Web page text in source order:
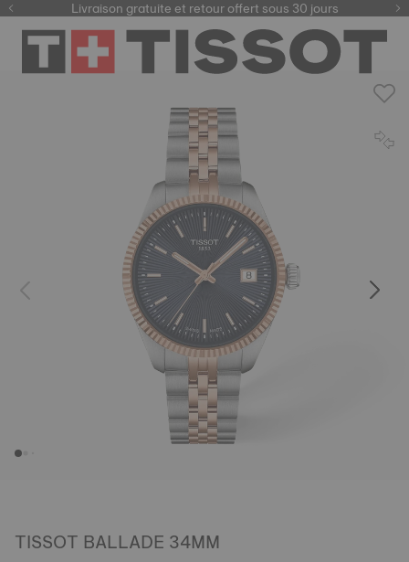
Livraison gratuite et retour offert sous 30 jours
TISSOT BALLADE 34MM